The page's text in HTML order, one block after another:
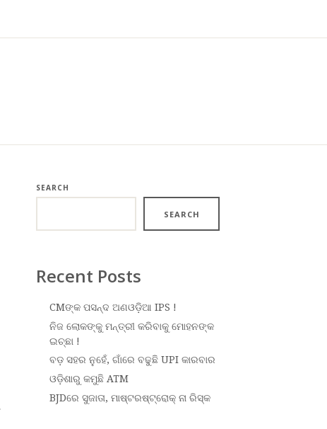
SEARCH
SEARCH
Recent Posts
CMଙ୍କ ପସନ୍ଦ ଅଣଓଡ଼ିଆ IPS !
ନିଜ ଲୋକଙ୍କୁ ମନ୍ତ୍ରୀ କରିବାକୁ ମୋହନଙ୍କ
ଇଚ୍ଛା !
ବଡ଼ ସହର ନୁହେଁ, ଗାଁରେ ବଢୁଛି UPI କାରବାର
ଓଡ଼ିଶାରୁ କମୁଛି ATM
BJDରେ ସୁଜାତା, ମାଷ୍ଟରଷ୍ଟ୍ରୋକ୍ ନା ରିସ୍କ